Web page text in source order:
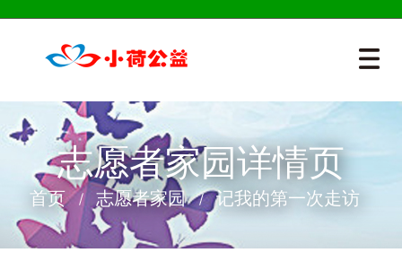
志愿者家园详情页
首页 志愿者家园 记我的第一次走访